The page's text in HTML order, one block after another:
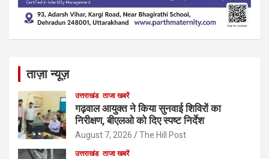
ताज़ा न्यूज़
उत्तराखंड ताजा खबरें
गढ़वाल आयुक्त ने किया सुनवाई शिविरों का
निरीक्षण, बीएलओ को दिए स्पष्ट निर्देश
August 7, 2026 The Hill Post
उत्तराखंड ताजा खबरें